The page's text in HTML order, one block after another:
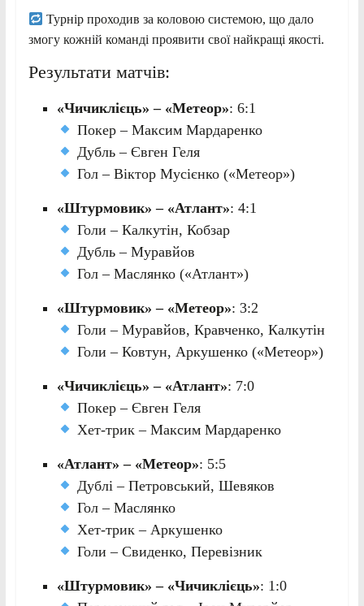
Турнір проходив за коловою системою, що дало
змогу кожній команді проявити свої найкращі якості.
Результати матчів:
«Чичиклієць» – «Метеор»: 6:1
Покер – Максим Мардаренко
Дубль – Євген Геля
Гол – Віктор Мусієнко («Метеор»)
«Штурмовик» – «Атлант»: 4:1
Голи – Калкутін, Кобзар
Дубль – Муравйов
Гол – Маслянко («Атлант»)
«Штурмовик» – «Метеор»: 3:2
Голи – Муравйов, Кравченко, Калкутін
Голи – Ковтун, Аркушенко («Метеор»)
«Чичиклієць» – «Атлант»: 7:0
Покер – Євген Геля
Хет-трик – Максим Мардаренко
«Атлант» – «Метеор»: 5:5
Дублі – Петровський, Шевяков
Гол – Маслянко
Хет-трик – Аркушенко
Голи – Свиденко, Перевізник
«Штурмовик» – «Чичиклієць»: 1:0